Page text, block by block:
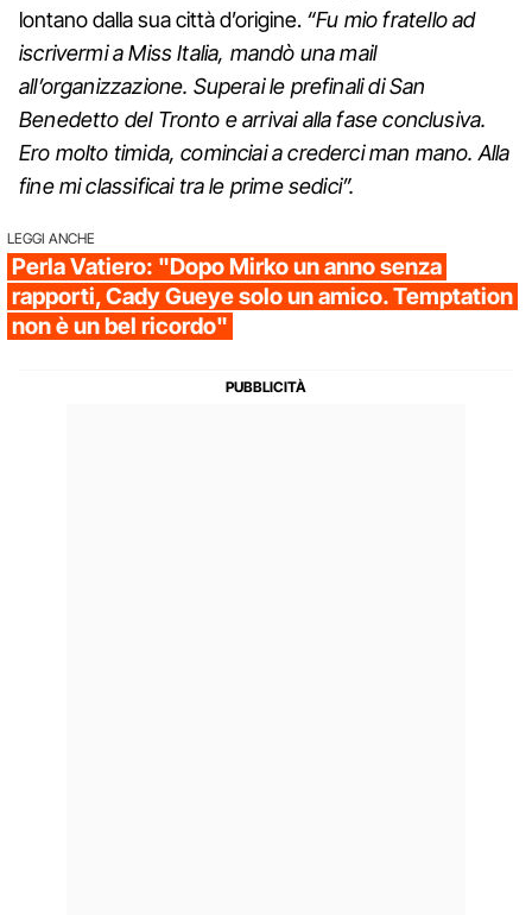
lontano dalla sua città d’origine. “Fu mio fratello ad
iscrivermi a Miss Italia, mandò una mail
all’organizzazione. Superai le prefinali di San
Benedetto del Tronto e arrivai alla fase conclusiva.
Ero molto timida, cominciai a crederci man mano. Alla
fine mi classificai tra le prime sedici”.
LEGGI ANCHE
Perla Vatiero: "Dopo Mirko un anno senza
rapporti, Cady Gueye solo un amico. Temptation
non è un bel ricordo"